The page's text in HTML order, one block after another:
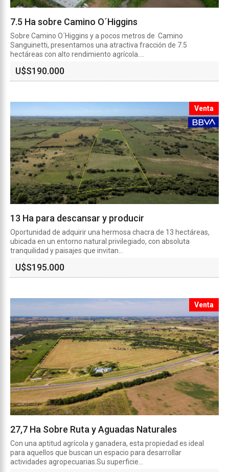
7.5 Ha sobre Camino O´Higgins
Sobre Camino O´Higgins y a pocos metros de Camino
Sanguinetti, presentamos una atractiva fracción de 7.5
hectáreas con alto rendimiento agrícola....
U$S190.000
Venta
13 Ha para descansar y producir
Oportunidad de adquirir una hermosa chacra de 13 hectáreas,
ubicada en un entorno natural privilegiado, con absoluta
tranquilidad y paisajes que invitan...
U$S195.000
Venta
27,7 Ha Sobre Ruta y Aguadas Naturales
Con una aptitud agrícola y ganadera, esta propiedad es ideal
para aquellos que buscan un espacio para desarrollar
actividades agropecuarias.Su superficie...